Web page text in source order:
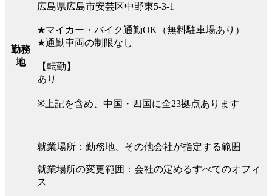
勤務
地
広島県広島市安芸区中野東5-3-1
★マイカー・バイク通勤OK（無料駐車場あり）
★通勤車両の制限なし
【転勤】
あり
※上記を含め、中国・四国に全23拠点あります
就業場所：勤務地、その他会社が指定する範囲
就業場所の変更範囲：会社の定めるすべてのオフィ
ス